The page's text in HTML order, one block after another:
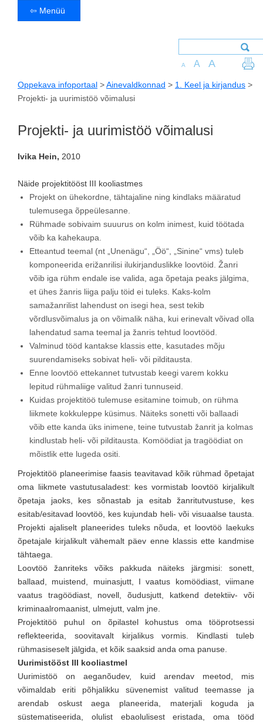
⇦ Menüü
A A A
Oppekava infoportaal >Ainevaldkonnad > 1. Keel ja kirjandus >
Projekti- ja uurimistöö võimalusi
Projekti- ja uurimistöö võimalusi
Ivika Hein, 2010
Näide projektitööst III kooliastmes
Projekt on ühekordne, tähtajaline ning kindlaks määratud
tulemusega õppeülesanne.
Rühmade sobivaim suuurus on kolm inimest, kuid töötada
võib ka kahekaupa.
Etteantud teemal (nt „Unenägu“, „Öö“, „Sinine“ vms) tuleb
komponeerida erižanrilisi ilukirjanduslikke loovtöid. Žanri
võib iga rühm endale ise valida, aga õpetaja peaks jälgima,
et ühes žanris liiga palju töid ei tuleks. Kaks-kolm
samažanrilist lahendust on isegi hea, sest tekib
võrdlusvõimalus ja on võimalik näha, kui erinevalt võivad olla
lahendatud sama teemal ja žanris tehtud loovtööd.
Valminud tööd kantakse klassis ette, kasutades mõju
suurendamiseks sobivat heli- või pilditausta.
Enne loovtöö ettekannet tutvustab keegi varem kokku
lepitud rühmaliige valitud žanri tunnuseid.
Kuidas projektitöö tulemuse esitamine toimub, on rühma
liikmete kokkuleppe küsimus. Näiteks sonetti või ballaadi
võib ette kanda üks inimene, teine tutvustab žanrit ja kolmas
kindlustab heli- või pilditausta. Komöödiat ja tragöödiat on
mõistlik ette lugeda ositi.
Projektitöö planeerimise faasis teavitavad kõik rühmad õpetajat
oma liikmete vastutusaladest: kes vormistab loovtöö kirjalikult
õpetaja jaoks, kes sõnastab ja esitab žanritutvustuse, kes
esitab/esitavad loovtöö, kes kujundab heli- või visuaalse tausta.
Projekti ajaliselt planeerides tuleks nõuda, et loovtöö laekuks
õpetajale kirjalikult vähemalt päev enne klassis ette kandmise
tähtaega.
Loovtöö žanriteks võiks pakkuda näiteks järgmisi: sonett,
ballaad, muistend, muinasjutt, I vaatus komöödiast, viimane
vaatus tragöödiast, novell, õudusjutt, katkend detektiiv- või
kriminaalromaanist, ulmejutt, valm jne.
Projektitöö puhul on õpilastel kohustus oma tööprotsessi
reflekteerida, soovitavalt kirjalikus vormis. Kindlasti tuleb
rühmasiseselt jälgida, et kõik saaksid anda oma panuse.
Uurimistööst III kooliastmel
Uurimistöö on aeganõudev, kuid arendav meetod, mis
võimaldab eriti põhjalikku süvenemist valitud teemasse ja
arendab oskust aega planeerida, materjali koguda ja
süstematiseerida, olulist ebaolulisest eristada, oma tööd